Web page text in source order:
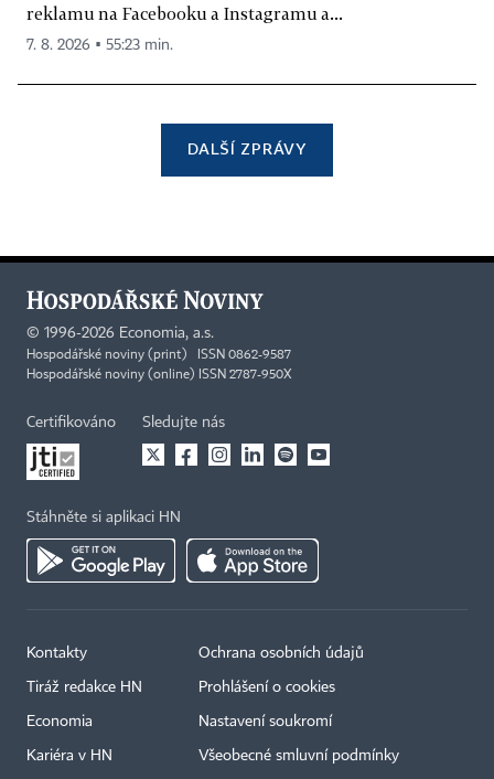
reklamu na Facebooku a Instagramu a...
7. 8. 2026 ▪ 55:23 min.
DALŠÍ ZPRÁVY
© 1996-2026 Economia, a.s.
Hospodářské noviny (print) ISSN 0862-9587
Hospodářské noviny (online) ISSN 2787-950X
Certifikováno Sledujte nás
Stáhněte si aplikaci HN
Kontakty
Tiráž redakce HN
Economia
Kariéra v HN
Ochrana osobních údajů
Prohlášení o cookies
Nastavení soukromí
Všeobecné smluvní podmínky